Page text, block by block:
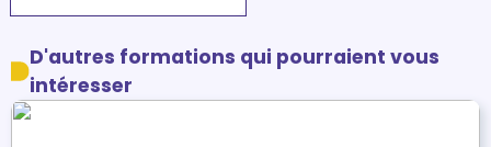
D'autres formations qui pourraient vous
intéresser